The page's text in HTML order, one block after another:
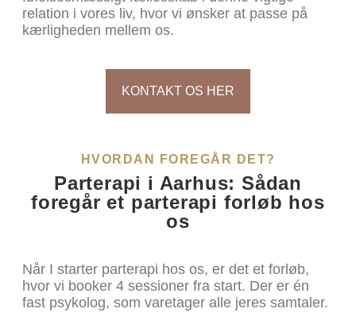
relation i vores liv, hvor vi ønsker at passe på
kærligheden mellem os.
KONTAKT OS HER
HVORDAN FOREGÅR DET?
Parterapi i Aarhus: Sådan
foregår et parterapi forløb hos
os
Når I starter parterapi hos os, er det et forløb,
hvor vi booker 4 sessioner fra start. Der er én
fast psykolog, som varetager alle jeres samtaler.